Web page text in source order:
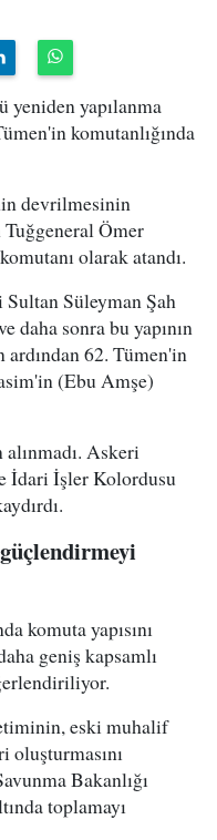
yapılanma
komutanlığında
devrilmesinin
Tuğgeneral Ömer
olarak atandı.
Süleyman Şah
daha sonra bu yapının
62. Tümen'in
(Ebu Amşe)
Askeri
İdari İşler Kolordusu
komuta yapısını
geniş kapsamlı
eski muhalif
oluşturmasını
Bakanlığı
toplamayı